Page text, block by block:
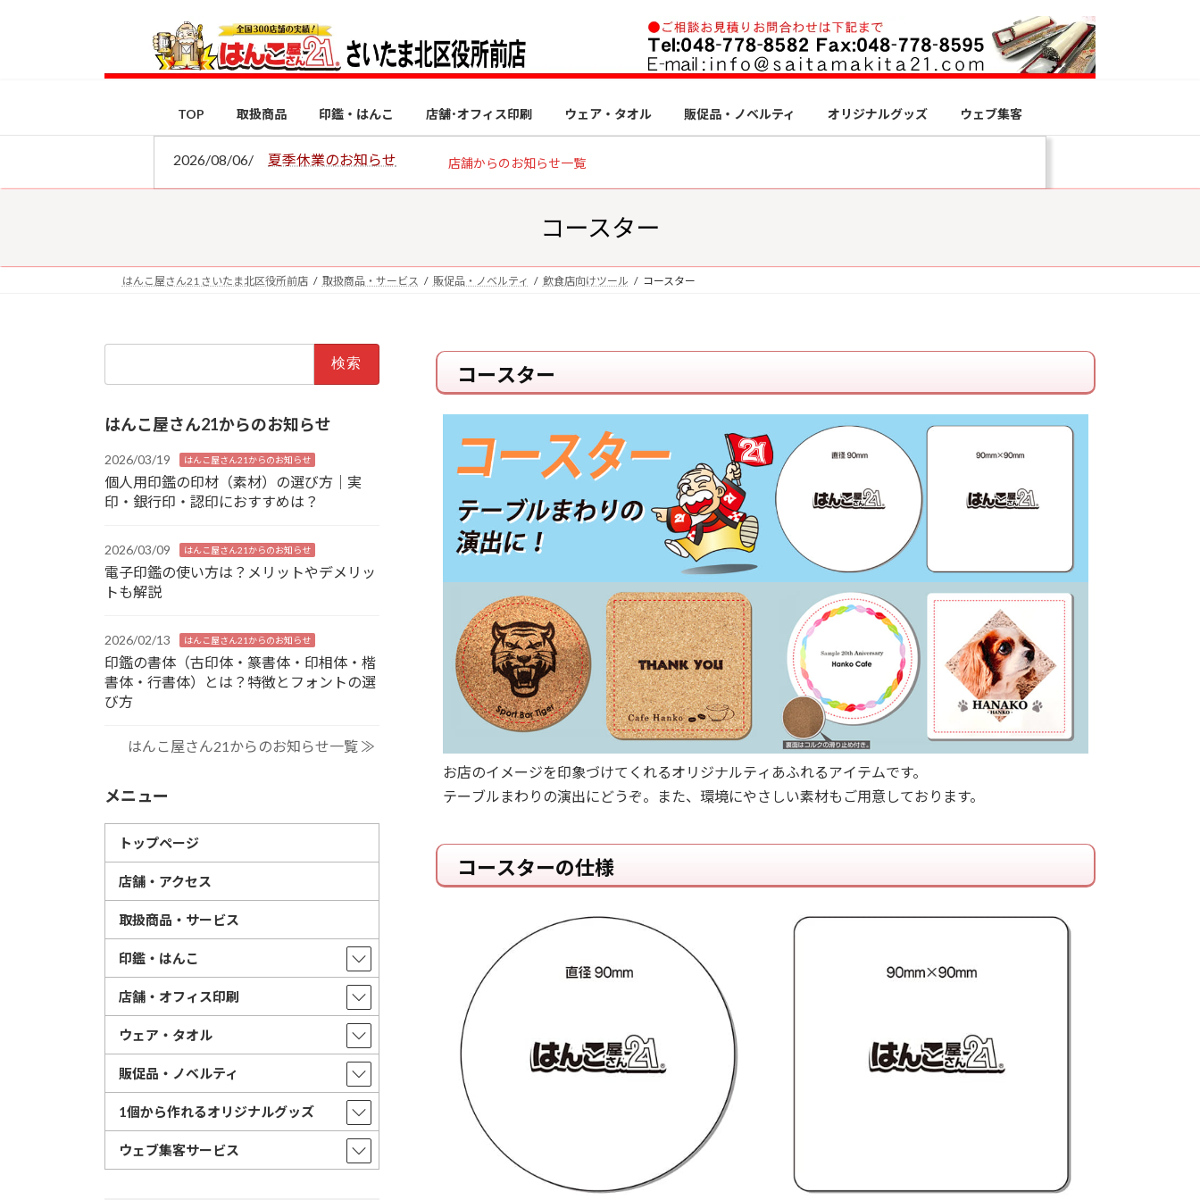
ス
ン
TOP 取扱商品 印鑑・はんこ 店舗･オフィス印刷 ウェア・タオル 販促品・ノベルティ オリジナルグッズ ウェブ集客
2026/08/06/ 夏季休業のお知らせ 店舗からのお知らせ一覧
コースター
はんこ屋さん21 さいたま北区役所前店 取扱商品・サービス 販促品・ノベルティ 飲食店向けツール コースター
コースター
お店のイメージを印象づけてくれるオリジナルティあふれるアイテムです。
テーブルまわりの演出にどうぞ。また、環境にやさしい素材もご用意しております。
コースターの仕様
はんこ屋さん21からのお知らせ
2026/03/19 はんこ屋さん21からのお知らせ
個人用印鑑の印材（素材）の選び方｜実
印・銀行印・認印におすすめは？
2026/03/09 はんこ屋さん21からのお知らせ
電子印鑑の使い方は？メリットやデメリッ
トも解説
2026/02/13 はんこ屋さん21からのお知らせ
印鑑の書体（古印体・篆書体・印相体・楷
書体・行書体）とは？特徴とフォントの選
び方
はんこ屋さん21からのお知らせ一覧 ≫
メニュー
トップページ
店舗・アクセス
取扱商品・サービス
印鑑・はんこ
店舗・オフィス印刷
ウェア・タオル
販促品・ノベルティ
1個から作れるオリジナルグッズ
ウェブ集客サービス